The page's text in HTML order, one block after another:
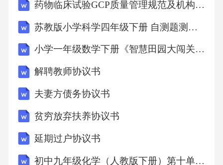
药物临床试验GCP质量管理规范及机构管理规定培训考核测试卷及答案
苏教版小学科学四年级下册 自测题测试卷附答案
小学一年级数学下册《智慧田园大闯关：总复习》教学设计
解聘教师协议书
夫妻方债务协议书
贫穷放弃扶养协议书
延期过户协议书
初中九年级化学（人教版下册）第十单元酸、碱、盐知识清单